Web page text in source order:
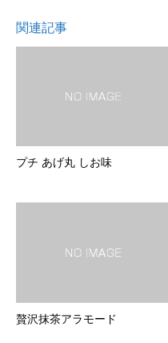
関連記事
プチ あげ丸 しお味
贅沢抹茶アラモード